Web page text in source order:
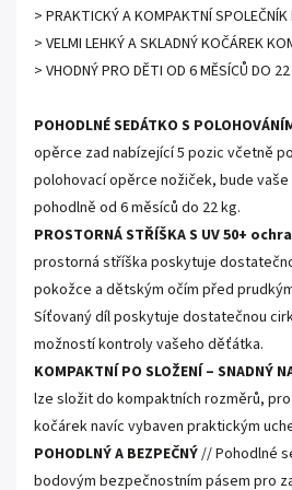
> PRAKTICKÝ A KOMPAKTNÍ SPOLEČNÍK
> VELMI LEHKÝ A SKLADNÝ KOČÁREK
> VHODNÝ PRO DĚTI OD 6 MĚSÍCŮ DO
POHODLNÉ SEDÁTKO S
opěrce zad nabízející 5 pozic včetně
polohovací opěrce nožiček, bude
pohodlně od 6 měsíců do 22 kg.
PROSTORNÁ STŘÍŠKA S UV 50+
prostorná stříška poskytuje
pokožce a dětským očím před
Síťovaný díl poskytuje dostatečnou
možností kontroly vašeho děťátka.
KOMPAKTNÍ PO SLOŽENÍ – SNADNÝ
lze složit do kompaktních rozměrů,
kočárek navíc vybaven praktickým
POHODLNÝ A BEZPEČNÝ// Pohodlné
bodovým bezpečnostním pásem pro